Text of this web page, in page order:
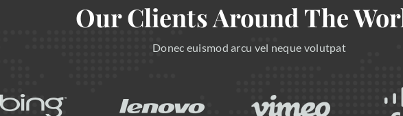
Our Clients Around The
Donec euismod arcu vel neque volutpat